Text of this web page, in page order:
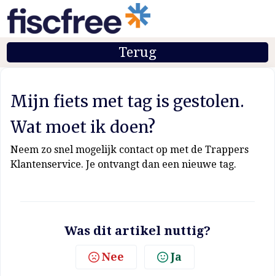
Terug
Mijn fiets met tag is gestolen.
Wat moet ik doen?
Neem zo snel mogelijk contact op met de Trappers
Klantenservice. Je ontvangt dan een nieuwe tag.
Was dit artikel nuttig?
Nee Ja